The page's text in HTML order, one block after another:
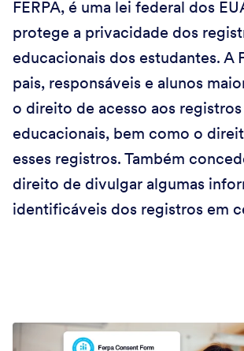
FERPA, é uma lei federal dos
protege a privacidade dos
educacionais dos estudantes. A
pais, responsáveis e alunos
o direito de acesso aos
educacionais, bem como o
esses registros. Também
direito de divulgar algumas
identificáveis dos registros em